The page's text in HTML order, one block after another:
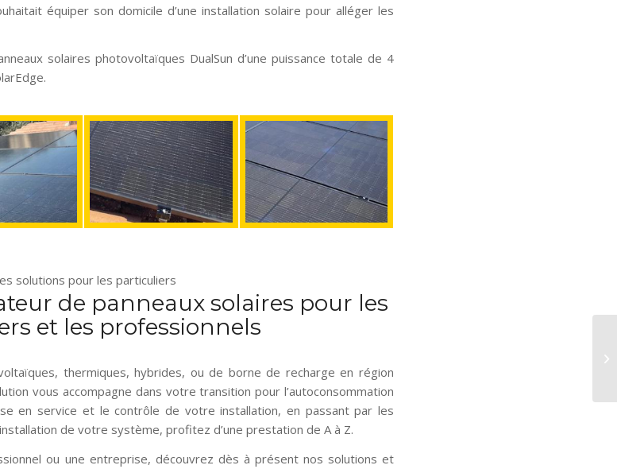
équiper son domicile d’une installation solaire pour alléger les
solaires photovoltaïques DualSun d’une puissance totale de 4
solutions pour les particuliers
de panneaux solaires pour les
et les professionnels
thermiques, hybrides, ou de borne de recharge en région
vous accompagne dans votre transition pour l’autoconsommation
en service et le contrôle de votre installation, en passant par les
de votre système, profitez d’une prestation de A à Z.
ou une entreprise, découvrez dès à présent nos solutions et